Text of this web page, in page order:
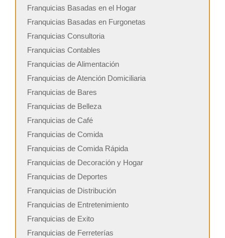
Franquicias Basadas en el Hogar
Franquicias Basadas en Furgonetas
Franquicias Consultoria
Franquicias Contables
Franquicias de Alimentación
Franquicias de Atención Domiciliaria
Franquicias de Bares
Franquicias de Belleza
Franquicias de Café
Franquicias de Comida
Franquicias de Comida Rápida
Franquicias de Decoración y Hogar
Franquicias de Deportes
Franquicias de Distribución
Franquicias de Entretenimiento
Franquicias de Exito
Franquicias de Ferreterías